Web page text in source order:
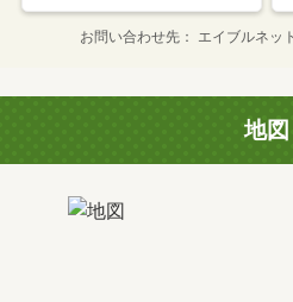
お問い合わせ先 エイブルネッ
地図